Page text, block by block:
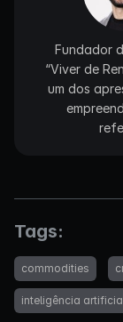
Fundador
“Viver de
um dos
Tags:
commodities
inteligência